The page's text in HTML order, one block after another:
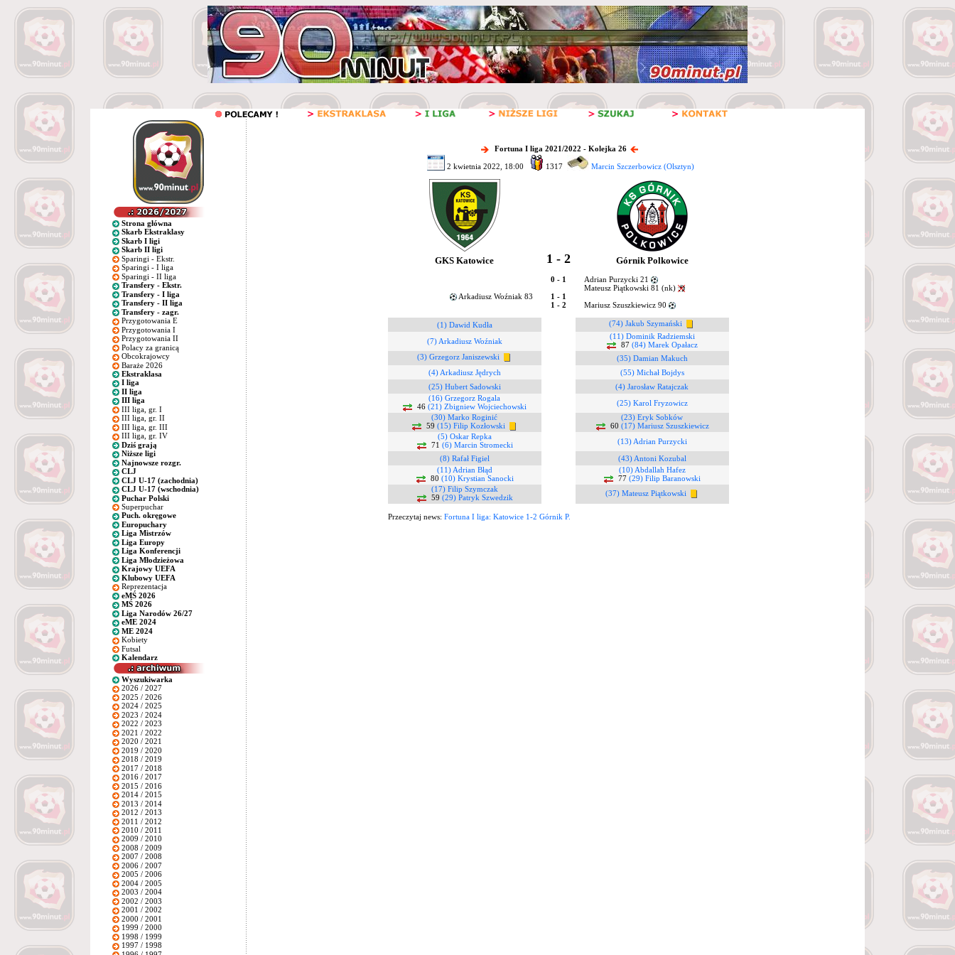
Strona główna
Skarb Ekstraklasy
Skarb I ligi
Skarb II ligi
Sparingi - Ekstr.
Sparingi - I liga
Sparingi - II liga
Transfery - Ekstr.
Transfery - I liga
Transfery - II liga
Transfery - zagr.
Przygotowania E
Przygotowania I
Przygotowania II
Polacy za granicą
Obcokrajowcy
Baraże 2026
Ekstraklasa
I liga
II liga
III liga
III liga, gr. I
III liga, gr. II
III liga, gr. III
III liga, gr. IV
Dziś grają
Niższe ligi
Najnowsze rozgr.
CLJ
CLJ U-17 (zachodnia)
CLJ U-17 (wschodnia)
Puchar Polski
Superpuchar
Puch. okręgowe
Europuchary
Liga Mistrzów
Liga Europy
Liga Konferencji
Liga Młodzieżowa
Krajowy UEFA
Klubowy UEFA
Reprezentacja
eMŚ 2026
MŚ 2026
Liga Narodów 26/27
eME 2024
ME 2024
Kobiety
Futsal
Kalendarz
Wyszukiwarka
2026 / 2027
2025 / 2026
2024 / 2025
2023 / 2024
2022 / 2023
2021 / 2022
2020 / 2021
2019 / 2020
2018 / 2019
2017 / 2018
2016 / 2017
2015 / 2016
2014 / 2015
2013 / 2014
2012 / 2013
2011 / 2012
2010 / 2011
2009 / 2010
2008 / 2009
2007 / 2008
2006 / 2007
2005 / 2006
2004 / 2005
2003 / 2004
2002 / 2003
2001 / 2002
2000 / 2001
1999 / 2000
1998 / 1999
1997 / 1998
Fortuna I liga 2021/2022 - Kolejka 26
2 kwietnia 2022, 18:00 1317 Marcin Szczerbowicz (Olsztyn)
GKS Katowice 1 - 2 Górnik Polkowice
0 - 1
Adrian Purzycki 21
Mateusz Piątkowski 81 (nk)
Arkadiusz Woźniak 83
1 - 1
1 - 2
Mariusz Szuszkiewicz 90
(1) Dawid Kudła (74) Jakub Szymański
(7) Arkadiusz Woźniak
(11) Dominik Radziemski
87 (84) Marek Opałacz
(3) Grzegorz Janiszewski
(35) Damian Makuch
(4) Arkadiusz Jędrych
(55) Michał Bojdys
(25) Hubert Sadowski
(4) Jarosław Ratajczak
(16) Grzegorz Rogala
46 (21) Zbigniew Wojciechowski
(25) Karol Fryzowicz
(30) Marko Roginić
59 (15) Filip Kozłowski
(23) Eryk Sobków
60 (17) Mariusz Szuszkiewicz
(5) Oskar Repka
71 (6) Marcin Stromecki
(13) Adrian Purzycki
(8) Rafał Figiel
(43) Antoni Kozubal
(11) Adrian Błąd
80 (10) Krystian Sanocki
(10) Abdallah Hafez
77 (29) Filip Baranowski
(17) Filip Szymczak
59 (29) Patryk Szwedzik (37) Mateusz Piątkowski
Przeczytaj news: Fortuna I liga: Katowice 1-2 Górnik P.